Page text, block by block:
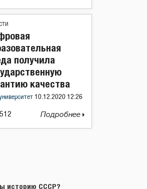
получила
качества
10.12.2020 12:26
Подробнее
историю СССР?